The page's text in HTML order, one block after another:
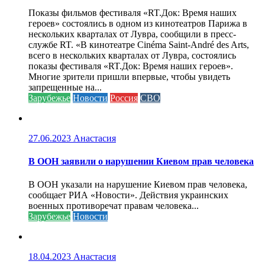
Показы фильмов фестиваля «RT.Док: Время наших
героев» состоялись в одном из кинотеатров Парижа в
нескольких кварталах от Лувра, сообщили в пресс-
службе RT. «В кинотеатре Cinéma Saint-André des Arts,
всего в нескольких кварталах от Лувра, состоялись
показы фестиваля «RT.Док: Время наших героев».
Многие зрители пришли впервые, чтобы увидеть
запрещенные на...
Зарубежье Новости Россия СВО
27.06.2023 Анастасия
В ООН заявили о нарушении Киевом прав человека
В ООН указали на нарушение Киевом прав человека,
сообщает РИА «Новости». Действия украинских
военных противоречат правам человека...
Зарубежье Новости
18.04.2023 Анастасия